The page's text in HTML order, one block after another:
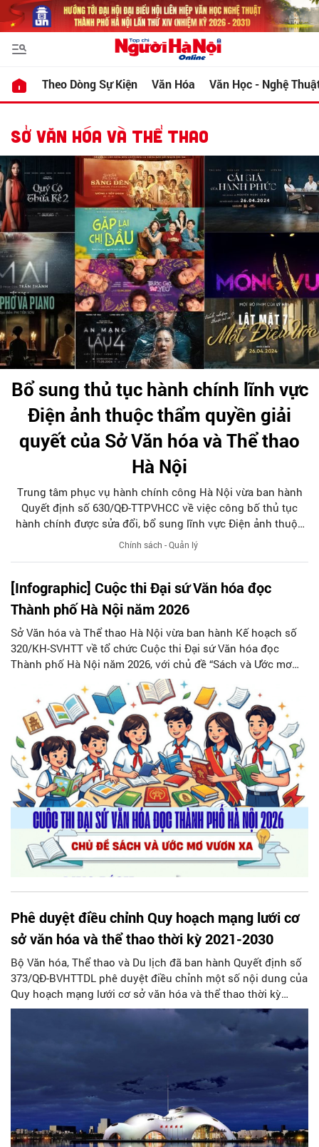
Theo Dòng Sự Kiện Văn Hóa Văn Học - Nghệ
SỞ VĂN HÓA VÀ THỂ THAO
Bổ sung thủ tục hành chính lĩnh vực
Điện ảnh thuộc thẩm quyền giải
quyết của Sở Văn hóa và Thể thao
Hà Nội
Trung tâm phục vụ hành chính công Hà Nội vừa ban hành
Quyết định số 630/QĐ-TTPVHCC về việc công bố thủ tục
hành chính được sửa đổi, bổ sung lĩnh vực Điện ảnh thuộc
phạm vi, chức năng quản lý của Sở Văn hóa và Thể thao
thành phố Hà Nội.
Chính sách - Quản lý
[Infographic] Cuộc thi Đại sứ Văn hóa đọc
Thành phố Hà Nội năm 2026
Sở Văn hóa và Thể thao Hà Nội vừa ban hành Kế hoạch số
320/KH-SVHTT về tổ chức Cuộc thi Đại sứ Văn hóa đọc
Thành phố Hà Nội năm 2026, với chủ đề “Sách và Ước mơ
vươn xa”. Cuộc thi nhằm tạo sân chơi bổ ích dành cho các
em học sinh, quảng bá Thủ đô ngàn năm văn hiến..., khẳng
định vị trí, vai trò to lớn của Văn hóa đọc góp phần nâng cao
dân trí, phát triển tư duy, khả năng sáng tạo, bồi dưỡng nhân
cách, hình thành lối sống lành mạnh cho thế hệ trẻ, đẩy
mạnh xây dựng xã hội học tập.
Phê duyệt điều chỉnh Quy hoạch mạng lưới cơ
sở văn hóa và thể thao thời kỳ 2021-2030
Bộ Văn hóa, Thể thao và Du lịch đã ban hành Quyết định số
373/QĐ-BVHTTDL phê duyệt điều chỉnh một số nội dung của
Quy hoạch mạng lưới cơ sở văn hóa và thể thao thời kỳ
2021-2030, tầm nhìn đến năm 2045.